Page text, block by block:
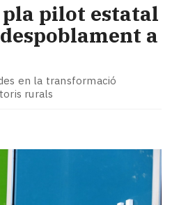
pilot estatal
a
en la transformació
rurals